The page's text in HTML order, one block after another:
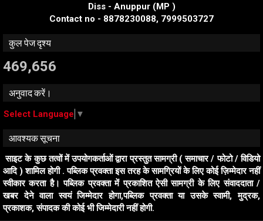
Diss - Anuppur (MP )
Contact no - 8878230088, 7999503727
कुल पेज दृश्य
469,656
अनुवाद करें।
Select Language ▼
आवश्यक सूचना
साइट के कुछ तत्वों में उपयोगकर्ताओं द्वारा प्रस्तुत सामग्री ( समाचार / फोटो / विडियो
आदि ) शामिल होगी . पब्लिक प्रवक्ता इस तरह के सामग्रियों के लिए कोई ज़िम्मेदार नहीं
स्वीकार करता है। पब्लिक प्रवक्ता में प्रकाशित ऐसी सामग्री के लिए संवाददाता /
खबर देने वाला स्वयं जिम्मेदार होगा,पब्लिक प्रवक्ता या उसके स्वामी, मुद्रक,
प्रकाशक, संपादक की कोई भी जिम्मेदारी नहीं होगी.